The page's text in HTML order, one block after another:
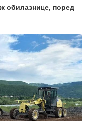
обилазнице, поред